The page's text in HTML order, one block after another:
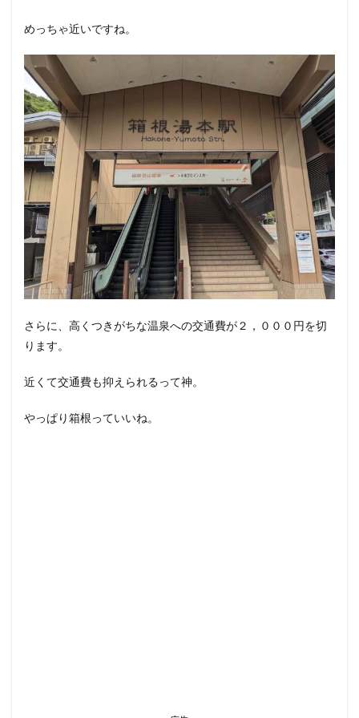
めっちゃ近いですね。
さらに、高くつきがちな温泉への交通費が２，０００円を切
ります。
近くて交通費も抑えられるって神。
やっぱり箱根っていいね。